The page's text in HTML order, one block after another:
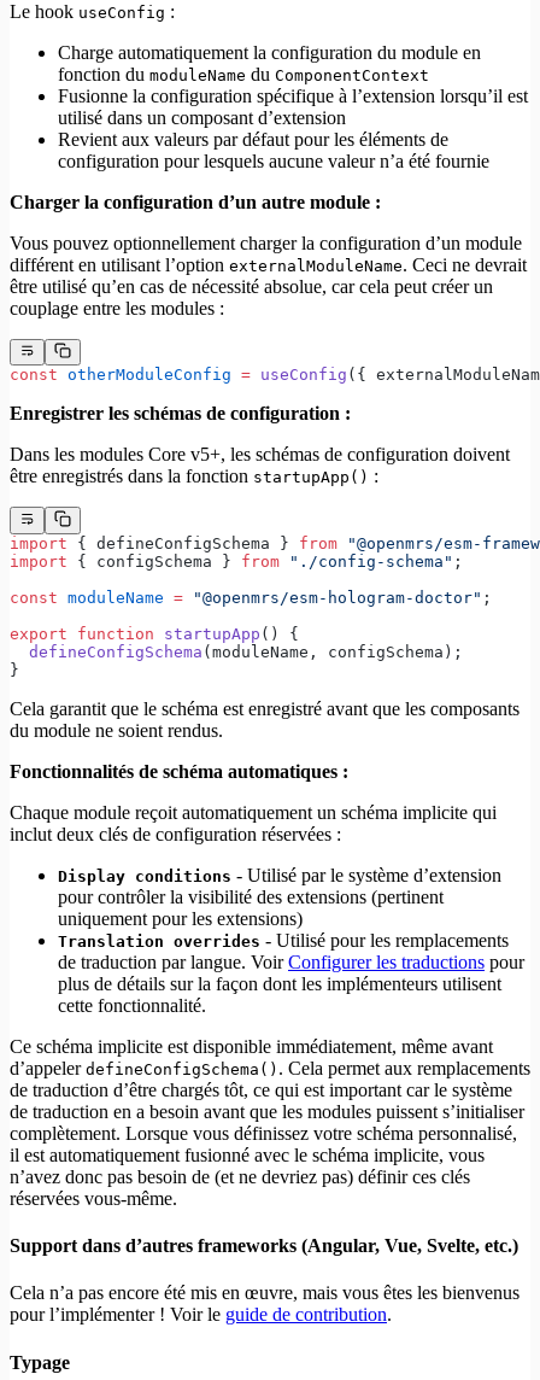
Le hook useConfig :
Charge automatiquement la configuration du module en
fonction du moduleName du ComponentContext
Fusionne la configuration spécifique à l’extension lorsqu’il est
utilisé dans un composant d’extension
Revient aux valeurs par défaut pour les éléments de
configuration pour lesquels aucune valeur n’a été fournie
Charger la configuration d’un autre module :
Vous pouvez optionnellement charger la configuration d’un module
différent en utilisant l’option externalModuleName. Ceci ne devrait
être utilisé qu’en cas de nécessité absolue, car cela peut créer un
couplage entre les modules :
const otherModuleConfig = useConfig ({
Enregistrer les schémas de configuration :
Dans les modules Core v5+, les schémas de configuration doivent
être enregistrés dans la fonction startupApp() :
import { defineConfigSchema } from "@openmrs/esm-
import { configSchema } from "./config-schema" ;
const moduleName = "@openmrs/esm-hologram-doctor" ;
export function startupApp () {
  defineConfigSchema
(moduleName, configSchema);
}
Cela garantit que le schéma est enregistré avant que les composants
du module ne soient rendus.
Fonctionnalités de schéma automatiques :
Chaque module reçoit automatiquement un schéma implicite qui
inclut deux clés de configuration réservées :
Display conditions - Utilisé par le système d’extension
pour contrôler la visibilité des extensions (pertinent
uniquement pour les extensions)
Translation overrides - Utilisé pour les remplacements
de traduction par langue. VoirConfigurer les traductions pour
plus de détails sur la façon dont les implémenteurs utilisent
cette fonctionnalité.
Ce schéma implicite est disponible immédiatement, même avant
d’appeler defineConfigSchema() . Cela permet aux remplacements
de traduction d’être chargés tôt, ce qui est important car le système
de traduction en a besoin avant que les modules puissent s’initialiser
complètement. Lorsque vous définissez votre schéma personnalisé,
il est automatiquement fusionné avec le schéma implicite, vous
n’avez donc pas besoin de (et ne devriez pas) définir ces clés
réservées vous-même.
Support dans d’autres frameworks (Angular, Vue, Svelte, etc.)
Cela n’a pas encore été mis en œuvre, mais vous êtes les bienvenus
pour l’implémenter ! Voir le guide de contribution.
Typage